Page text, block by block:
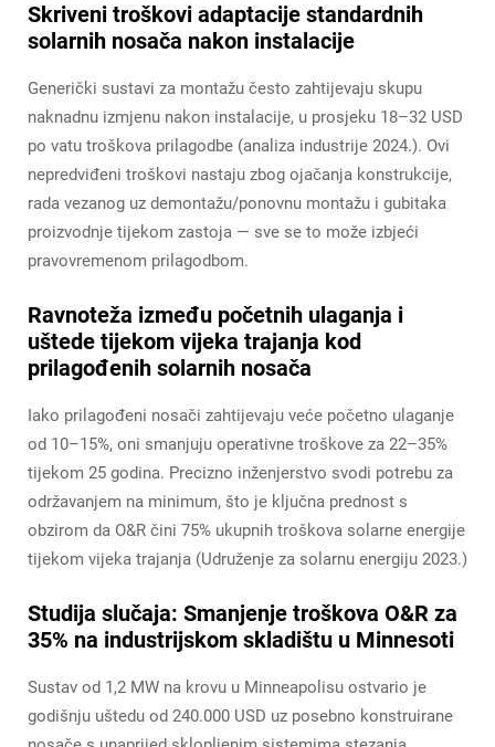
Skriveni troškovi adaptacije standardnih
solarnih nosača nakon instalacije
Generički sustavi za montažu često zahtijevaju skupu
naknadnu izmjenu nakon instalacije, u prosjeku 18–32 USD
po vatu troškova prilagodbe (analiza industrije 2024.). Ovi
nepredviđeni troškovi nastaju zbog ojačanja konstrukcije,
rada vezanog uz demontažu/ponovnu montažu i gubitaka
proizvodnje tijekom zastoja — sve se to može izbjeći
pravovremenom prilagodbom.
Ravnoteža između početnih ulaganja i
uštede tijekom vijeka trajanja kod
prilagođenih solarnih nosača
Iako prilagođeni nosači zahtijevaju veće početno ulaganje
od 10–15%, oni smanjuju operativne troškove za 22–35%
tijekom 25 godina. Precizno inženjerstvo svodi potrebu za
održavanjem na minimum, što je ključna prednost s
obzirom da O&R čini 75% ukupnih troškova solarne energije
tijekom vijeka trajanja (Udruženje za solarnu energiju 2023.)
Studija slučaja: Smanjenje troškova O&R za
35% na industrijskom skladištu u Minnesoti
Sustav od 1,2 MW na krovu u Minneapolisu ostvario je
godišnju uštedu od 240.000 USD uz posebno konstruirane